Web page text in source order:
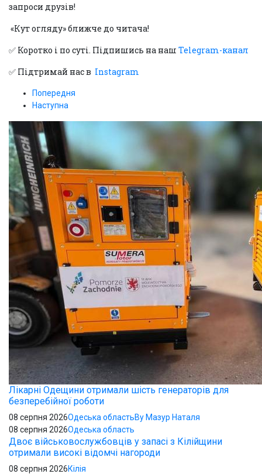
запроси друзів!
«Кут огляду» ближче до читача!
✅ Коротко і по суті. Підпишись на наш Telegram-канал
✅ Підтримай нас в Instagram
Попередня
Наступна
Лікарні Одещини отримали шість генераторів для
безперебійної роботи
08 серпня 2026Одеська областьBy Мазур Наталя
08 серпня 2026Одеська область
Двоє військовослужбовців у запасі з Кілійщини
отримали високі відомчі нагороди
08 серпня 2026Кілія